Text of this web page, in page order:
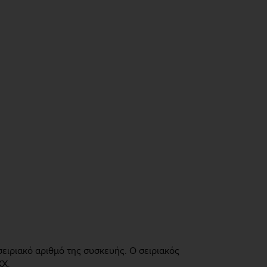
αριθμό της συσκευής. Ο σειριακός